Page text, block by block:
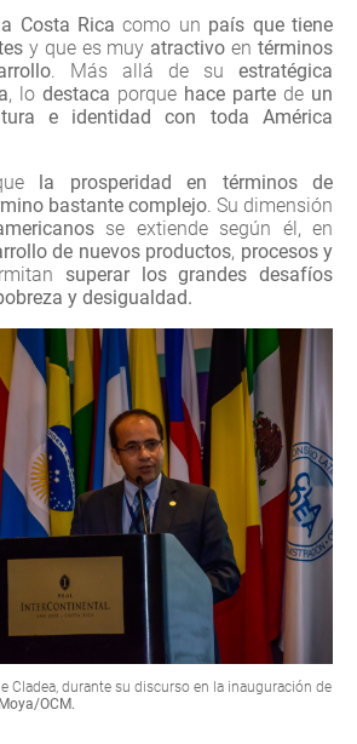
Costa Rica como un país que tiene
y que es muy atractivo en términos
. Más allá de su estratégica
, lo destaca porque hace parte de un
e identidad con toda América
la prosperidad en términos de
bastante complejo. Su dimensión
se extiende según él, en
de nuevos productos, procesos y
superar los grandes desafíos
y desigualdad.
Cladea, durante su discurso en la inauguración de
OCM.